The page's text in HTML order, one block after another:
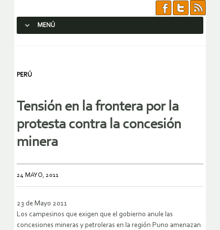
MENÚ
PERÚ
Tensión en la frontera por la
protesta contra la concesión
minera
24 MAYO, 2011
23 de Mayo 2011
Los campesinos que exigen que el gobierno anule las
concesiones mineras y petroleras en la región Puno amenazan